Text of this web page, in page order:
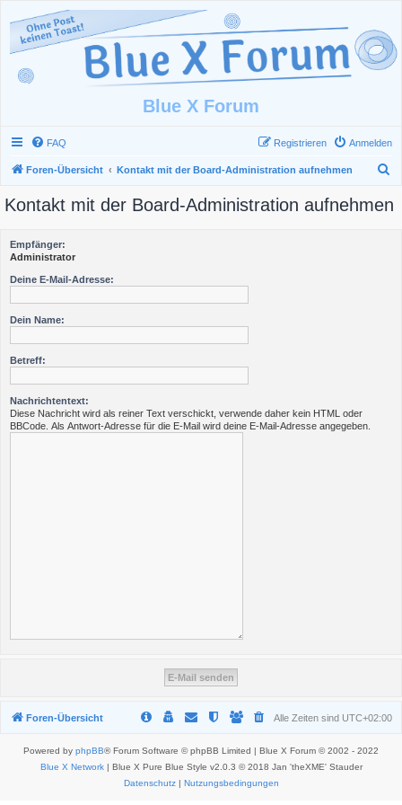
Blue X Forum
FAQ Anmelden
Registrieren
Foren-Übersicht Kontakt mit der Board-Administration aufnehmen
c
Kontakt mit der Board-Administration aufnehmen
Empfänger:
Administrator
Deine E-Mail-Adresse:
Dein Name:
Betreff:
Nachrichtentext:
Diese Nachricht wird als reiner Text verschickt, verwende daher kein HTML oder
BBCode. Als Antwort-Adresse für die E-Mail wird deine E-Mail-Adresse angegeben.
Foren-Übersicht Alle Zeiten sind UTC+02:00
Powered by phpBB® Forum Software © phpBB Limited | Blue X Forum © 2002 - 2022
Blue X Network| Blue X Pure Blue Style v2.0.3 © 2018 Jan 'theXME' Stauder
Datenschutz| Nutzungsbedingungen